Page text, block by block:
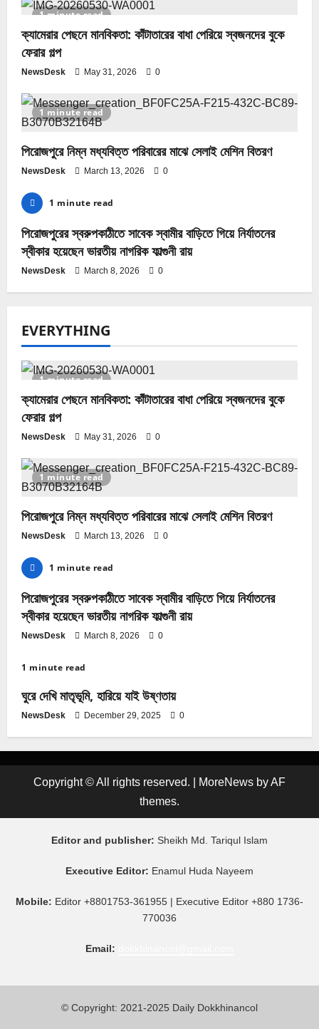
1 minute read
ক্যামেরার পেছনে মানবিকতা: কাঁটাতারের বাধা পেরিয়ে স্বজনদের বুকে
ফেরার গল্প
NewsDesk May 31, 2026 0
1 minute read
পিরোজপুরে নিম্ন মধ্যবিত্ত পরিবারের মাঝে সেলাই মেশিন বিতরণ
NewsDesk March 13, 2026 0
1 minute read
পিরোজপুরের স্বরুপকাঠীতে সাবেক স্বামীর বাড়িতে গিয়ে নির্যাতনের
স্বীকার হয়েছেন ভারতীয় নাগরিক ফাল্গুনী রায়
NewsDesk March 8, 2026 0
EVERYTHING
1 minute read
ক্যামেরার পেছনে মানবিকতা: কাঁটাতারের বাধা পেরিয়ে স্বজনদের বুকে
ফেরার গল্প
NewsDesk May 31, 2026 0
1 minute read
পিরোজপুরে নিম্ন মধ্যবিত্ত পরিবারের মাঝে সেলাই মেশিন বিতরণ
NewsDesk March 13, 2026 0
1 minute read
পিরোজপুরের স্বরুপকাঠীতে সাবেক স্বামীর বাড়িতে গিয়ে নির্যাতনের
স্বীকার হয়েছেন ভারতীয় নাগরিক ফাল্গুনী রায়
NewsDesk March 8, 2026 0
1 minute read
ঘুরে দেখি মাতৃভূমি, হারিয়ে যাই উষ্ণতায়
NewsDesk December 29, 2025 0
Copyright © All rights reserved. MoreNews by AF
themes.
Editor and publisher: Sheikh Md. Tariqul Islam
Executive Editor: Enamul Huda Nayeem
Mobile: Editor +8801753-361955 | Executive Editor +880 1736-
770036
Email:
© Copyright: 2021-2025 Daily Dokkhinancol